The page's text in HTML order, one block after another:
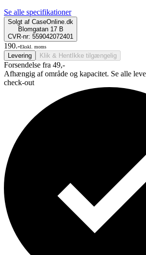
Se alle specifikationer
Solgt af CaseOnline.dk
Blomgatan 17 B
CVR-nr: 559042072401
190.-Ekskl. moms
Levering Klik & Hent Ikke tilgængelig
Forsendelse fra 49,-
Afhængig af område og kapacitet. Se alle
check-out